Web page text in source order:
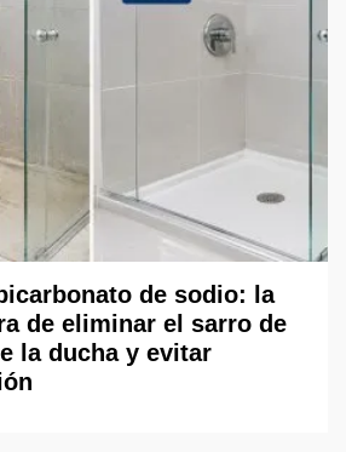
de sodio: la
de eliminar el sarro de
la ducha y evitar